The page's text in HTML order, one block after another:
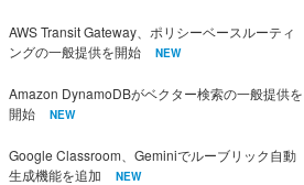
AWS Transit Gateway、ポリシーベースルーティ
ングの一般提供を開始
NEW
Amazon DynamoDBがベクター検索の一般提供を
開始
NEW
Google Classroom、Geminiでルーブリック自動
生成機能を追加
NEW